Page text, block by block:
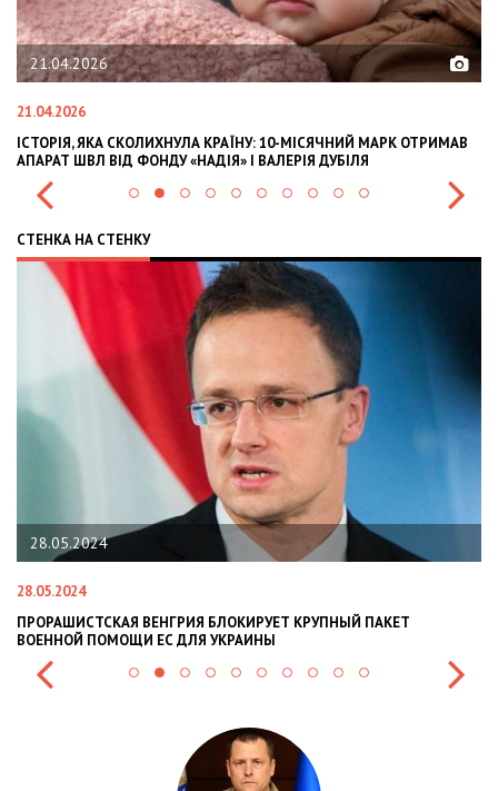
21.04.2026
21.04.2026
ІСТОРІЯ, ЯКА СКОЛИХНУЛА КРАЇНУ: 10-МІСЯЧНИЙ МАРК ОТРИМАВ
АПАРАТ ШВЛ ВІД ФОНДУ «НАДІЯ» І ВАЛЕРІЯ ДУБІЛЯ
СТЕНКА НА СТЕНКУ
28.05.2024
28.05.2024
ПРОРАШИСТСКАЯ ВЕНГРИЯ БЛОКИРУЕТ КРУПНЫЙ ПАКЕТ
ВОЕННОЙ ПОМОЩИ ЕС ДЛЯ УКРАИНЫ